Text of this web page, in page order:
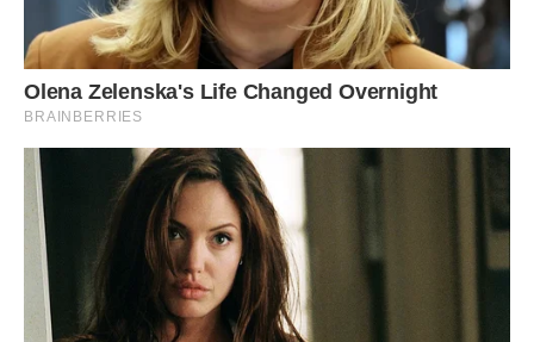
Сподобалася стаття? Поділіться з друзями на Facebook!